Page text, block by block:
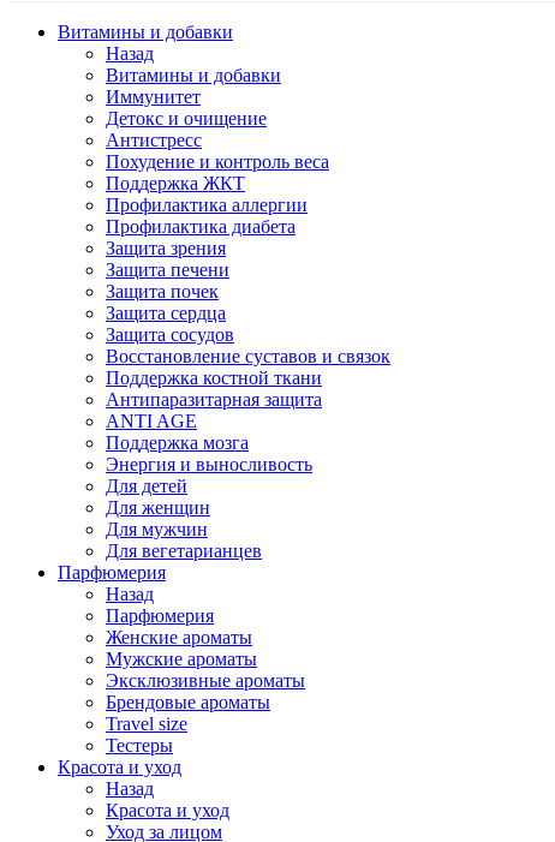
Витамины и добавки
Назад
Витамины и добавки
Иммунитет
Детокс и очищение
Антистресс
Похудение и контроль веса
Поддержка ЖКТ
Профилактика аллергии
Профилактика диабета
Защита зрения
Защита печени
Защита почек
Защита сердца
Защита сосудов
Восстановление суставов и связок
Поддержка костной ткани
Антипаразитарная защита
ANTI AGE
Поддержка мозга
Энергия и выносливость
Для детей
Для женщин
Для мужчин
Для вегетарианцев
Парфюмерия
Назад
Парфюмерия
Женские ароматы
Мужские ароматы
Эксклюзивные ароматы
Брендовые ароматы
Travel size
Тестеры
Красота и уход
Назад
Красота и уход
Уход за лицом